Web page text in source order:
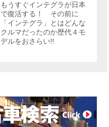
もうすぐインテグラが日本
で復活する！ その前に
「インテグラ」とはどんな
クルマだったのか歴代４モ
デルをおさらい!!